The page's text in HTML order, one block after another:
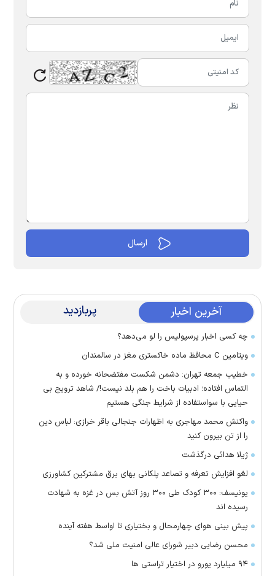
آخرین اخبار پربازدید
چه کسی اخبار پرسپولیس را لو می‌دهد؟
ویتامین C محافظ ماده خاکستری مغز در سالمندان
خطیب جمعه تهران: دشمن شکست مفتضحانه خورده و به
التماس افتاده؛ ادبیات باخت را هم بلد نیست!/ شاهد ترویج بی
حیایی با سواستفاده از شرایط جنگی هستیم
واکنش محمد مهاجری به اظهارات جنجالی باقر خرازی: لباس دین
را از تن بیرون کنید
ژیلا هدائی درگذشت
لغو افزایش تعرفه و تصاعد پلکانی بهای برق مشترکین کشاورزی
یونیسف: ۳۰۰ کودک طی ۳۰۰ روز آتش بس در غزه به شهادت
رسیده اند
پیش بینی هوای چهارمحال و بختیاری تا اواسط هفته آینده
محسن رضایی دبیر شورای عالی امنیت ملی شد؟
۹۴ میلیارد یورو در اختیار تراستی ها